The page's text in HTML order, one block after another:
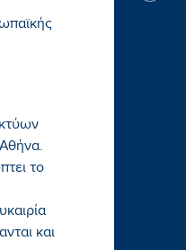
το
και